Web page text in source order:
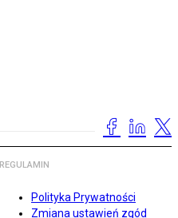
REGULAMIN
Polityka Prywatności
Zmiana ustawień zgód